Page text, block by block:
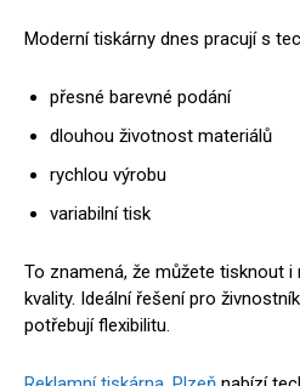
Moderní tiskárny dnes pracují s
přesné barevné podání
dlouhou životnost materiálů
rychlou výrobu
variabilní tisk
To znamená, že můžete tisknout
kvality. Ideální řešení pro
potřebují flexibilitu.